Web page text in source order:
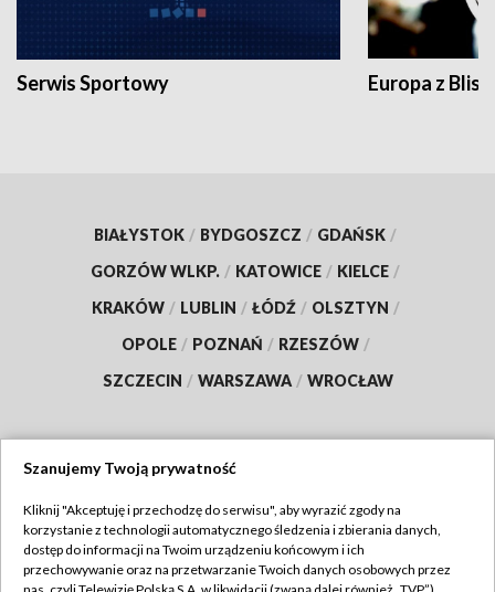
Serwis Sportowy Europa z
BIAŁYSTOK / BYDGOSZCZ / GDAŃSK /
GORZÓW WLKP. / KATOWICE / KIELCE /
KRAKÓW / LUBLIN / ŁÓDŹ / OLSZTYN /
OPOLE / POZNAŃ / RZESZÓW /
SZCZECIN / WARSZAWA / WROCŁAW
TVP
Abonament TVP
Regulamin TVP
Szanujemy Twoją prywatność
Kliknij "Akceptuję i przechodzę do serwisu", aby wyrazić zgody na
korzystanie z technologii automatycznego śledzenia i zbierania danych,
dostęp do informacji na Twoim urządzeniu końcowym i ich
przechowywanie oraz na przetwarzanie Twoich danych osobowych przez